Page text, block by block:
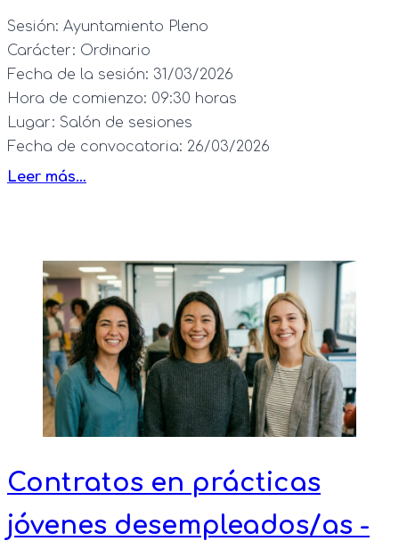
Sesión: Ayuntamiento Pleno
Carácter: Ordinario
Fecha de la sesión: 31/03/2026
Hora de comienzo: 09:30 horas
Lugar: Salón de sesiones
Fecha de convocatoria: 26/03/2026
Leer más…
Contratos en prácticas
jóvenes desempleados/as -